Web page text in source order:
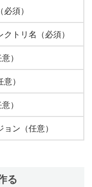
須）
トリ名（必須）
）
）
）
ン（任意）
る